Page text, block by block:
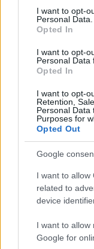
consent section.
I want to opt-
Personal Data.
Opted In
I want to opt-
Personal Data
Opted In
I want to opt-
Retention,
Personal Data
Purposes for
Opted Out
Google
I want to allow
related to
device
I want to allow
Google for
El Brent cae un
Lucía Herrera · 7 Ago 2026